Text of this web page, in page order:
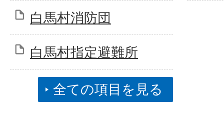
白馬村消防団
白馬村指定避難所
全ての項目を見る